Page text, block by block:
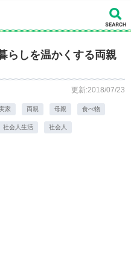
しを温かくする両親
更新:2018/07/23
家 両親 母親 食べ物
社会人生活 社会人